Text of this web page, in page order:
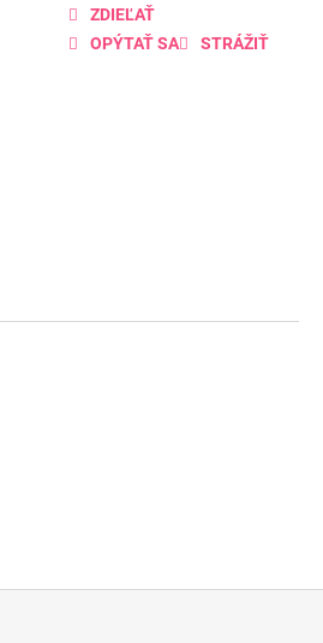
OPÝTAŤ SA STRÁŽIŤ
ZDIEĽAŤ